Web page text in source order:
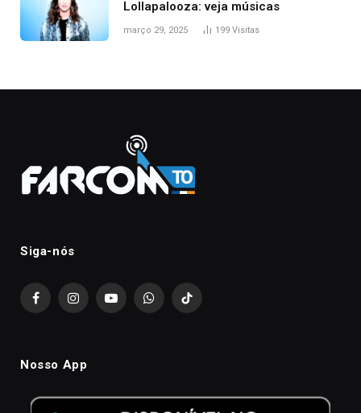
Lollapalooza: veja músicas
março 29, 2025 199 Visitas
Siga-nós
FacebookInstagramYouTubeWhatsAppTikTok
Nosso App